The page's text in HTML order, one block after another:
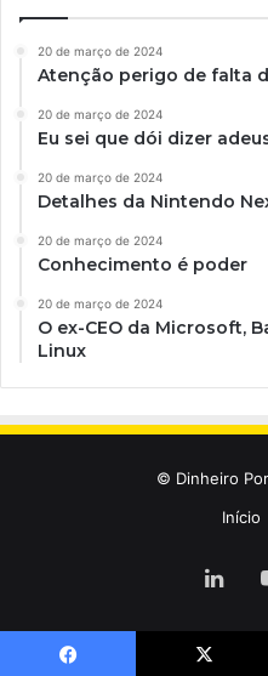
20 de março de 2024
Atenção perigo de falta
20 de março de 2024
Eu sei que dói dizer
20 de março de 2024
Detalhes da Nintendo
20 de março de 2024
Conhecimento é poder
20 de março de 2024
O ex-CEO da Microsoft,
Linux
© Dinheiro
Início